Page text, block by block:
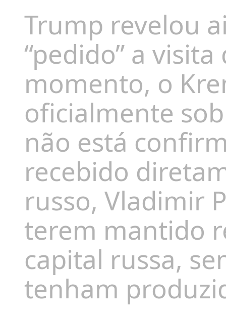
Trump revelou
“pedido” a
momento, o
oficialmente
não está
recebido
russo, Vladimir
terem mantido
capital russa,
tenham